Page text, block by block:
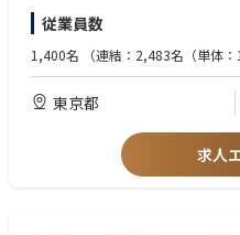
3. e-Pharmascapeのプロダクト推進
当社の中核プロジェクトである e-
プロダクトオーナーとして、機能
ただきます。
コーディングスキルは必須ではあ
一方で、顧客ニーズ、製薬業界の
したうえで、開発チームに対して
をリードしていただくことを期待
● 製薬・ヘルスケア領域における
を提示できる方
● コンサルティング、事業開発、
● 高い学習意欲を持ち、未知の領
● 将来的により大きな責任を担う
● 成長企業の環境を楽しみ、未整
● 国内外の顧客に対して、プロフ
・予算管理・コントロール
・リスク検討・把握
・顧客企業・発注先企業との折衝
・社内調整
有名IPの新規プロジェクトや運用
ーとして上流から携わることがで
■歓迎スキル
・プロジェクトマネージャーとし
リースまで一貫して担当した経験
・予算管理経験
・契約から支払まで一貫して担当
・各種関連法令の理解（派遣法・
・海外市場（欧米、アジアなど全
従業員数
1,400名 （連結：2,483名（単体
東京都
求人